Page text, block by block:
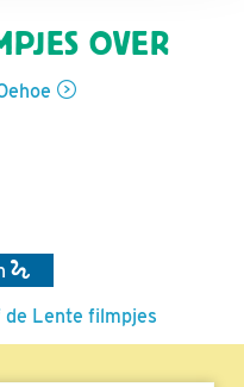
OVER
de Lente filmpjes